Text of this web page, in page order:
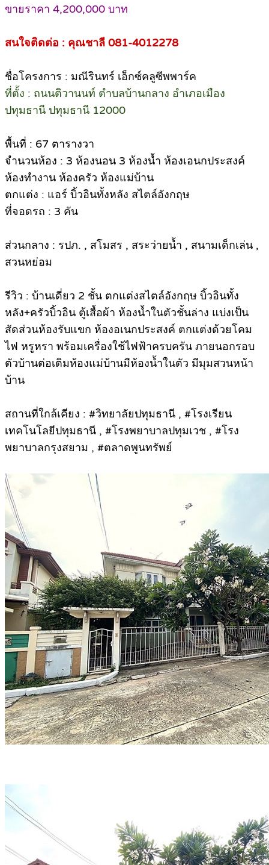
ขายราคา 4,200,000 บาท
สนใจติดต่อ : คุณชาลี 081-4012278
ชื่อโครงการ : มณีรินทร์ เอ็กซ์คลูซีพพาร์ค
ที่ตั้ง : ถนนติวานนท์ ตำบลบ้านกลาง อำเภอเมือง
ปทุมธานี ปทุมธานี 12000
พื้นที่ : 67 ตารางวา
จำนวนห้อง : 3 ห้องนอน 3 ห้องน้ำ ห้องเอนกประสงค์
ห้องทำงาน ห้องครัว ห้องแม่บ้าน
ตกแต่ง : แอร์ บิ้วอินทั้งหลัง สไตล์อังกฤษ
ที่จอดรถ : 3 คัน
ส่วนกลาง : รปภ. , สโมสร , สระว่ายน้ำ , สนามเด็กเล่น ,
สวนหย่อม
รีวิว : บ้านเดี่ยว 2 ชั้น ตกแต่งสไตล์อังกฤษ บิ้วอินทั้ง
หลัง+ครัวบิ้วอิน ตู้เสื้อผ้า ห้องน้ำในตัวชั้นล่าง แบ่งเป็น
สัดส่วนห้องรับแขก ห้องอเนกประสงค์ ตกแต่งด้วยโคม
ไฟ หรูหรา พร้อมเครื่องใช้ไฟฟ้าครบครัน ภายนอกรอบ
ตัวบ้านต่อเติมห้องแม่บ้านมีห้องน้ำในตัว มีมุมสวนหน้า
บ้าน
สถานที่ใกล้เคียง : #วิทยาลัยปทุมธานี , #โรงเรียน
เทคโนโลยีปทุมธานี , #โรงพยาบาลปทุมเวช , #โรง
พยาบาลกรุงสยาม , #ตลาดพูนทรัพย์